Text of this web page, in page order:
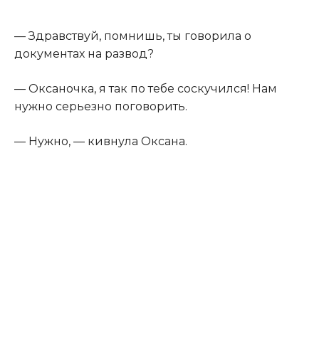
— Здравствуй, помнишь, ты говорила о
документах на развод?
— Оксаночка, я так по тебе соскучился! Нам
нужно серьезно поговорить.
— Нужно, — кивнула Оксана.